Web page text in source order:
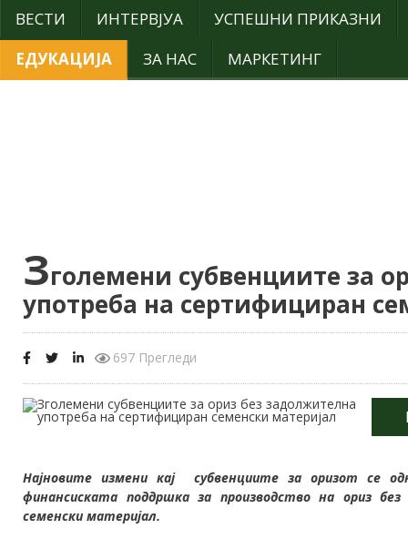
ВЕСТИ ИНТЕРВЈУА
УСПЕШНИ ПРИКАЗНИ
ЕДУКАЦИЈА
ЗА НАС МАРКЕТИНГ
Зголемени субвенциите за
употреба на сертифициран
697 Прегледи
Најновите измени кај субвенциите за оризот се
финансиската поддршка за производство на ориз
семенски материјал.